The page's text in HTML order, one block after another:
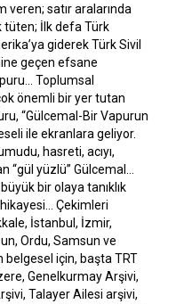
veren; satır aralarında
tüten; İlk defa Türk
giderek Türk Sivil
geçen efsane
Toplumsal
önemli bir yer tutan
“Gülcemal-Bir Vapurun
ile ekranlara geliyor.
hasreti, acıyı,
“gül yüzlü” Gülcemal...
bir olaya tanıklık
Çekimleri
İstanbul, İzmir,
Ordu, Samsun ve
belgesel için, başta TRT
Genelkurmay Arşivi,
Talayer Ailesi arşivi,